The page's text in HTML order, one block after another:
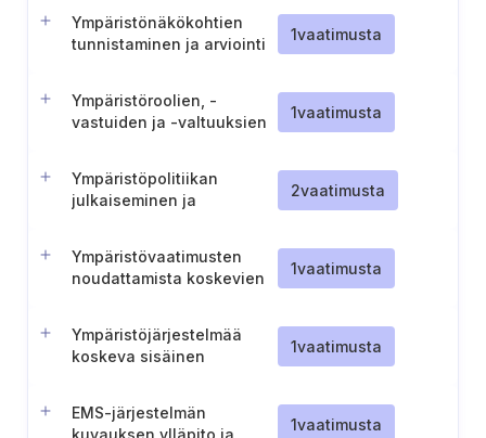
Ympäristönäkökohtien
tunnistaminen ja arviointi
1vaatimusta
Ympäristöroolien, -
vastuiden ja -valtuuksien
1vaatimusta
Ympäristöpolitiikan
julkaiseminen ja
2vaatimusta
Ympäristövaatimusten
noudattamista koskevien
1vaatimusta
Ympäristöjärjestelmää
koskeva sisäinen
1vaatimusta
EMS-järjestelmän
kuvauksen ylläpito ja
1vaatimusta